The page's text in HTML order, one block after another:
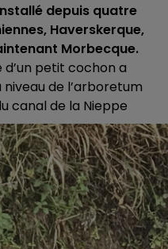
depuis quatre
Haverskerque,
Morbecque.
d’un petit cochon a
de l’arboretum
canal de la Nieppe